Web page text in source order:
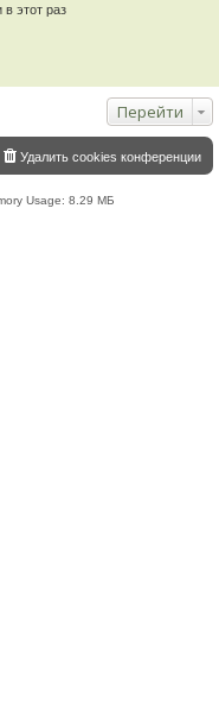
этот раз
Перейти
Удалить cookies конференции
Usage: 8.29 МБ